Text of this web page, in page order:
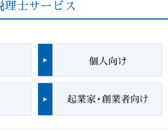
理士サービス